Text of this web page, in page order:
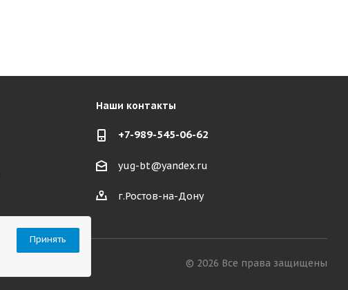
Наши контакты
+7-989-545-06-62
yug-bt@yandex.ru
г.Ростов-на-Дону
© 2026 Все права защищены
Принять